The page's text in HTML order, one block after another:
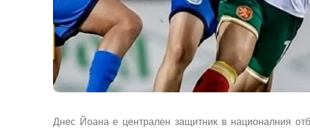
Днес Йоана е централен защитник в националния